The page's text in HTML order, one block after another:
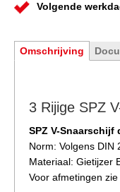
Volgende
Omschrijving
3 Rijige SPZ
SPZ V-
Norm: Volgens DIN
Materiaal: Gietijzer
Voor afmetingen